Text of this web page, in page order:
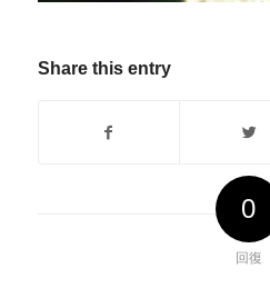
Share this entry
0
回復